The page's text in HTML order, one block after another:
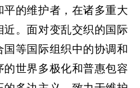
的维护者，在诸多重大
近。面对变乱交织的国际
等国际组织中的协调和
世界多极化和普惠包容